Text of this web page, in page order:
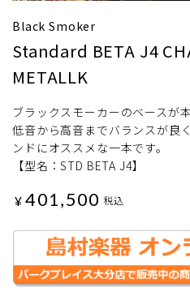
Black Smoker
Standard BETA J4
METALLK
ブラックスモーカーのベースが
低音から高音までバランスが良
ンドにオススメな一本です。
【型名：STD BETA J4】
¥ 401,500 税込